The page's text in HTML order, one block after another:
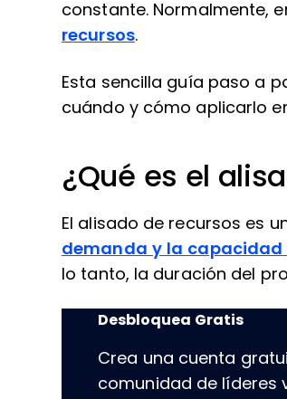
constante. Normalmente,
recursos.
Esta sencilla guía paso a
cuándo y cómo aplicarlo
¿Qué es el
El alisado de recursos es
demanda y la capacidad
lo tanto, la duración del
Desbloquea Gratis
Crea una cuenta
comunidad de líderes